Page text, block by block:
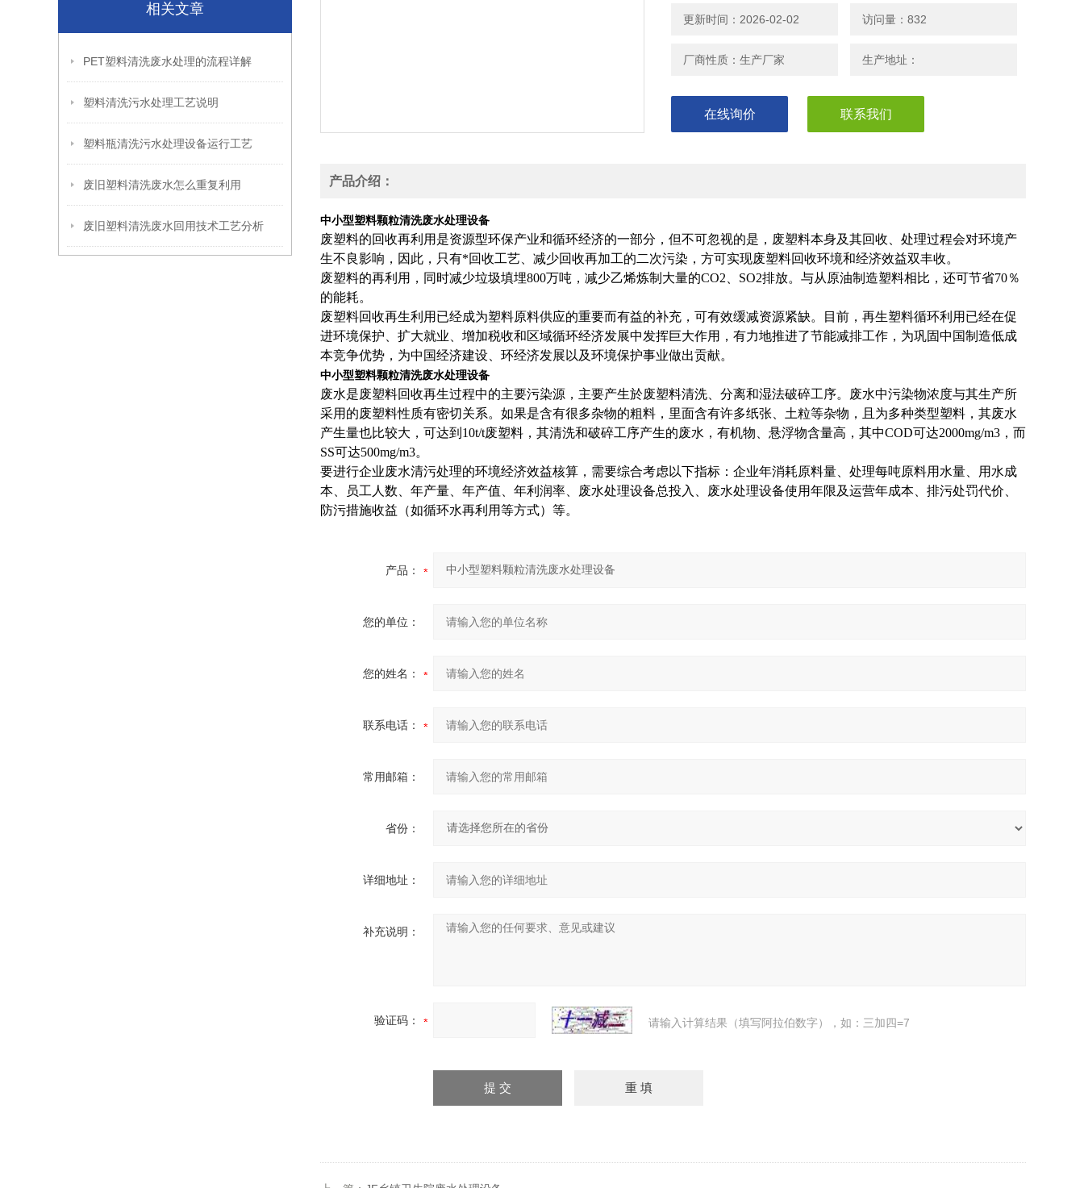
相关文章
PET塑料清洗废水处理的流程详解
塑料清洗污水处理工艺说明
塑料瓶清洗污水处理设备运行工艺
废旧塑料清洗废水怎么重复利用
废旧塑料清洗废水回用技术工艺分析
此，只有*回收工艺、减少回收再加工的二次污染，方可实现废塑料回收
更新时间：2026-02-02 访问量：832
厂商性质：生产厂家 生产地址：
在线询价 联系我们
产品介绍：
中小型塑料颗粒清洗废水处理设备
废塑料的回收再利用是资源型环保产业和循环经济的一部分，但不可忽视的是，废塑料本身及其回收、处理过程会对环境产
生不良影响，因此，只有*回收工艺、减少回收再加工的二次污染，方可实现废塑料回收环境和经济效益双丰收。
废塑料的再利用，同时减少垃圾填埋800万吨，减少乙烯炼制大量的CO2、SO2排放。与从原油制造塑料相比，还可节省70％
的能耗。
废塑料回收再生利用已经成为塑料原料供应的重要而有益的补充，可有效缓减资源紧缺。目前，再生塑料循环利用已经在促
进环境保护、扩大就业、增加税收和区域循环经济发展中发挥巨大作用，有力地推进了节能减排工作，为巩固中国制造低成
本竞争优势，为中国经济建设、环经济发展以及环境保护事业做出贡献。
中小型塑料颗粒清洗废水处理设备
废水是废塑料回收再生过程中的主要污染源，主要产生於废塑料清洗、分离和湿法破碎工序。废水中污染物浓度与其生产所
采用的废塑料性质有密切关系。如果是含有很多杂物的粗料，里面含有许多纸张、土粒等杂物，且为多种类型塑料，其废水
产生量也比较大，可达到10t/t废塑料，其清洗和破碎工序产生的废水，有机物、悬浮物含量高，其中COD可达2000mg/m3，而
SS可达500mg/m3。
要进行企业废水清污处理的环境经济效益核算，需要综合考虑以下指标：企业年消耗原料量、处理每吨原料用水量、用水成
本、员工人数、年产量、年产值、年利润率、废水处理设备总投入、废水处理设备使用年限及运营年成本、排污处罚代价、
防污措施收益（如循环水再利用等方式）等。
产品：
您的单位：
您的姓名：
联系电话：
常用邮箱：
省份：
详细地址：
补充说明：
验证码： 请输入计算结果（填写阿拉伯数字），如：三加四=7